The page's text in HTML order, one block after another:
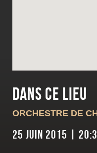
Dans ce lieu
ORCHESTRE DE
25 juin 2015 |